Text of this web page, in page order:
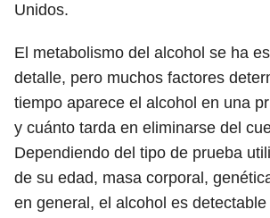
Unidos.
El metabolismo del alcohol se ha
detalle, pero muchos factores
tiempo aparece el alcohol en una
y cuánto tarda en eliminarse del
Dependiendo del tipo de prueba
de su edad, masa corporal,
en general, el alcohol es